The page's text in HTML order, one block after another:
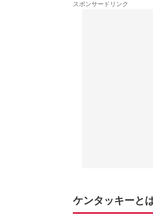
スポンサードリンク
ケンタッキーと